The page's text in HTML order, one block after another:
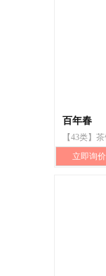
百年春
立即询价